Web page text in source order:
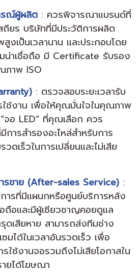
รณ์ผู้ผลิต : ควรพิจารณาแบรนด์ที่
ถียร บริษัทที่มีประวัติการผลิต
งเป็นเวลานาน และประกอบโดย
น่าเชื่อถือ มี Certificate รับรอง
ภาพ ISO
: ตรวจสอบระยะเวลารับ
ใช้งาน เพื่อให้คุณมั่นใจในคุณภาพ
จอ LED” ที่คุณเลือก ควร
ารสำรองอะไหล่สำหรับการ
ดเร็วในการเปลี่ยนและไม่เสีย
รขาย (After-sales Service) :
ารที่มีแผนกหรือศูนย์บริการหลัง
ถือและมีผู้เชียวชาญคอยดูแล
ดเสียหาย สามารถส่งทีมช่าง
มได้ในเวลาอันรวดเร็ว เพื่อ
ใช้งานจอรวมถึงไม่เสียโอกาสใน
ยได้โฆษณา